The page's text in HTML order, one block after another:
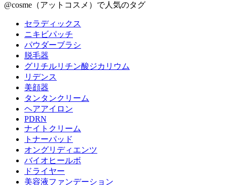
@cosme（アットコスメ）で人気のタグ
セラディックス
ニキビパッチ
パウダーブラシ
脱毛器
グリチルリチン酸ジカリウム
リデンス
美顔器
タンタンクリーム
ヘアアイロン
PDRN
ナイトクリーム
トナーパッド
オングリディエンツ
バイオヒールボ
ドライヤー
美容液ファンデーション